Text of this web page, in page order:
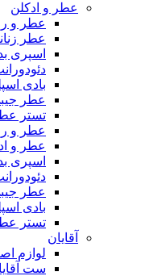
عطر و ادکلن
عطر و
عطر
اسپری
بادی
عطر
تستر
عطر و
عطر و
اسپری
عطر
بادی
تستر
آقایان
لوازم
ست